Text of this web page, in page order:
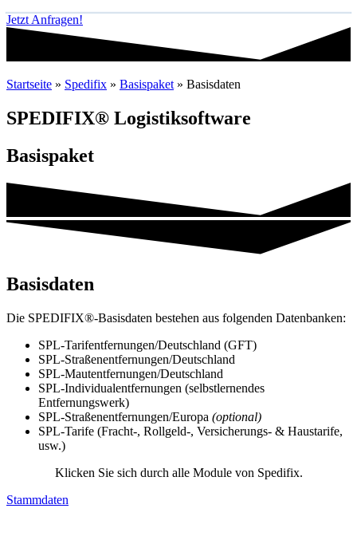
Jetzt Anfragen!
Startseite » Spedifix » Basispaket » Basisdaten
SPEDIFIX® Logistiksoftware
Basispaket
Basisdaten
Die SPEDIFIX®-Basisdaten bestehen aus folgenden Datenbanken:
SPL-Tarifentfernungen/Deutschland (GFT)
SPL-Straßenentfernungen/Deutschland
SPL-Mautentfernungen/Deutschland
SPL-Individualentfernungen (selbstlernendes
Entfernungswerk)
SPL-Straßenentfernungen/Europa (optional)
SPL-Tarife (Fracht-, Rollgeld-, Versicherungs- & Haustarife,
usw.)
Klicken Sie sich durch alle Module von Spedifix.
Stammdaten